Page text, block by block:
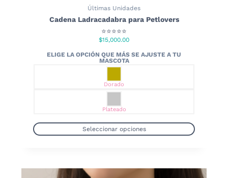
Últimas Unidades
Cadena Ladracadabra para Petlovers
⭐⭐⭐⭐⭐
$15,000.00
Dorado
Plateado
Seleccionar opciones